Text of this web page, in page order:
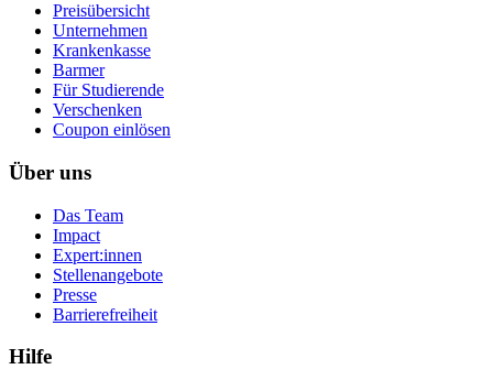
Preisübersicht
Unternehmen
Krankenkasse
Barmer
Für Studierende
Ver­schen­ken
Coupon einlösen
Über uns
Das Team
Impact
Expert:innen
Stellenangebote
Presse
Barrierefreiheit
Hilfe